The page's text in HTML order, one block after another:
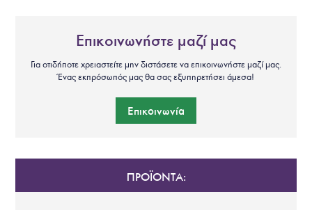
Επικοινωνήστε μαζί μας
Για οτιδήποτε χρειαστείτε μην διστάσετε να επικοινωνήστε μαζί μας.
Ένας εκπρόσωπός μας θα σας εξυπηρετήσει άμεσα!
Επικοινωνία
ΠΡΟΪΟΝΤΑ: